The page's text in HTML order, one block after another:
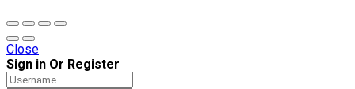
Close
Sign in Or Register